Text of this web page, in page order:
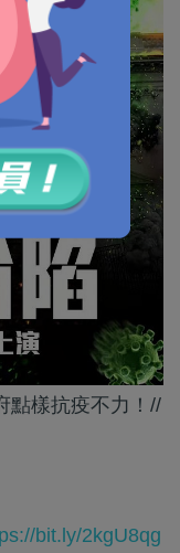
點樣抗疫不力！//
bit.ly/2kgU8qg